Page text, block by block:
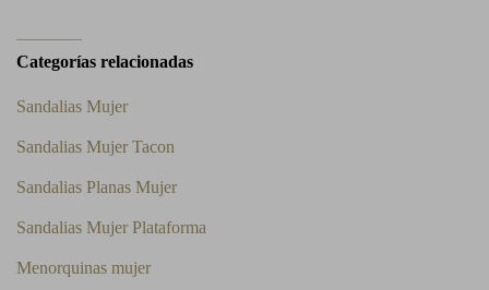
Categorías relacionadas
Sandalias Mujer
Sandalias Mujer Tacon
Sandalias Planas Mujer
Sandalias Mujer Plataforma
Menorquinas mujer